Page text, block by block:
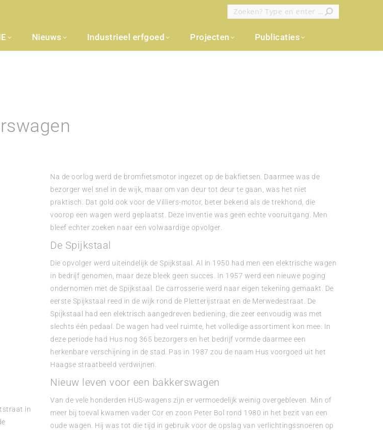
Zoeken:
Nieuws Industrieel erfgoed Projecten Publicaties
in
Na de oorlog werd de bromfietsmotor ingezet op de bakfietsen. Daarmee was de
bezorger wel snel in de wijk, maar om van deur tot deur te gaan, was het niet
praktisch. Dat gold ook voor de Villiers-motor, beter bekend als de trekhond, die
voorop een wagen werd geplaatst. Deze inventie was geen echte vooruitgang. Men
bleef echter zoeken naar een volwaardige opvolger.
De Spijkstaal
Die opvolger werd uiteindelijk de Spijkstaal. Al in 1950 had men een elektrische wagen
in bedrijf genomen, maar deze bleek geen succes. In 1957 werd een nieuwe poging
ondernomen met de Spijkstaal. De carrosserie werd naar eigen tekening gemaakt. De
eerste Spijkstaal reed in de wijk rond de Pletterijstraat en de Merwedestraat. De
Spijkstaal had een elektrisch aangedreven bediening, die zeer eenvoudig was met
slechts één pedaal. De wagen had veel ruimte, het volledige assortiment kon mee. In
deze periode had Hus nog 365 bezorgers en het bedrijf vormde daarmee een
herkenbare verschijning in de stad. Pas in 1987 zou de naam Hus voorgoed uit het
Haagse straatbeeld verdwijnen.
Nieuw leven voor een bakkerswagen
Van de vele honderden HUS-wagens zijn er vermoedelijk weinig overgebleven. Min of
meer bij toeval kwamen vader Cor en zoon Peter Bol rond 1980 in het bezit van een
oude wagen. Hij was tot die tijd in gebruik voor de opslag van verlichtingssnoeren op